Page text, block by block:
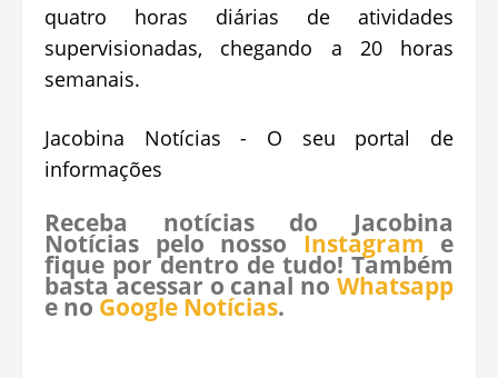
quatro horas diárias de atividades
supervisionadas, chegando a 20 horas
semanais.
Jacobina Notícias - O seu portal de
informações
Receba notícias do Jacobina
Notícias pelo nosso Instagram e
fique por dentro de tudo! Também
basta acessar o canal no Whatsapp
e no Google Notícias.